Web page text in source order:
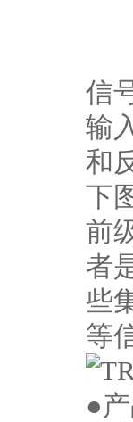
信
输
和
下
前
者
些
等
●